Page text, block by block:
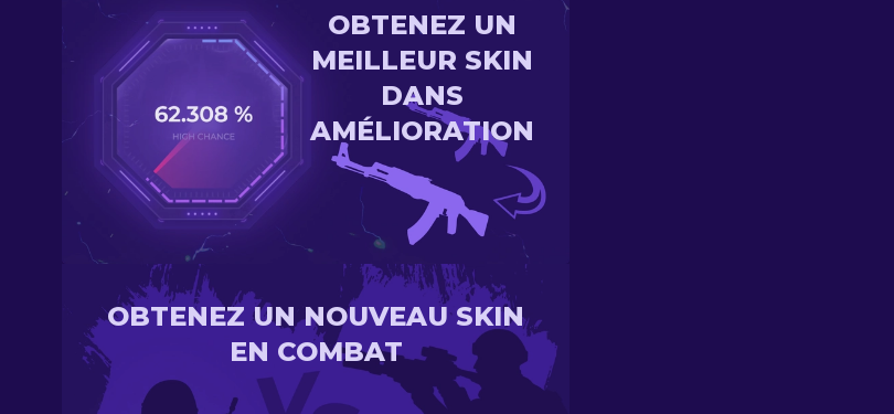
OBTENEZ UN
MEILLEUR SKIN
DANS
AMÉLIORATION
OBTENEZ UN NOUVEAU SKIN
EN COMBAT